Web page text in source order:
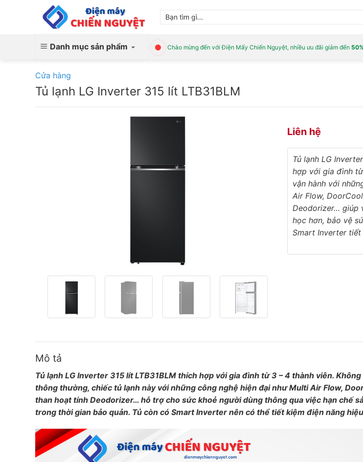
kiếm:
Danh mục sản phẩm Chào mừng đến với Điện Mấy Chiến Nguyệt, nhiều ưu đãi giảm đến
Cửa hàng
Tủ lạnh LG Inverter 315 lít LTB31BLM
Liên hệ
Tủ lạnh LG
hợp với gia đình
vận hành với
Air Flow,
Deodorizer… giúp
học hơn, bảo vệ
Smart Inverter tiết
Mô tả
Tủ lạnh LG Inverter 315 lít LTB31BLM thích hợp với gia đình từ 3 – 4 thành viên.
thông thường, chiếc tủ lạnh này với những công nghệ hiện đại như Multi Air Flow,
than hoạt tính Deodorizer… hỗ trợ cho sức khoẻ người dùng thông qua việc hạn chế
trong thời gian bảo quản. Tủ còn có Smart Inverter nên có thể tiết kiệm điện năng